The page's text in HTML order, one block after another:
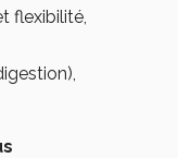
flexibilité,